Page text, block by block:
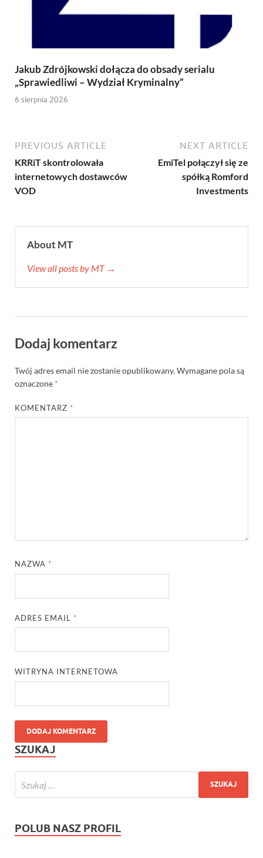
Jakub Zdrójkowski dołącza do obsady serialu
„Sprawiedliwi – Wydział Kryminalny”
6 sierpnia 2026
PREVIOUS ARTICLE
KRRiT skontrolowała
internetowych dostawców
VOD
NEXT ARTICLE
EmiTel połączył się ze
spółką Romford
Investments
About MT
View all posts by MT →
Dodaj komentarz
Twój adres email nie zostanie opublikowany.Wymagane pola są
oznaczone *
KOMENTARZ *
NAZWA *
ADRES EMAIL *
WITRYNA INTERNETOWA
SZUKAJ
POLUB NASZ PROFIL